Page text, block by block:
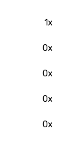
1x
0x
0x
0x
0x